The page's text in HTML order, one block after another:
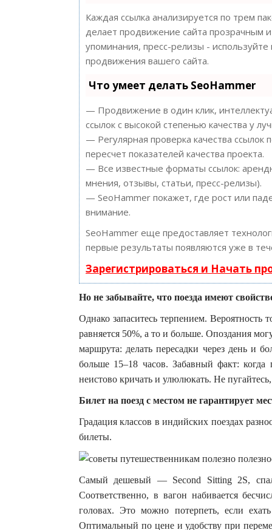
Каждая ссылка анализируется по трем
делает продвижение сайта прозрачным
упоминания, пресс-релизы -
продвижения вашего сайта.
Что умеет делать SeoHammer
— Продвижение в один клик,
ссылок с высокой степенью качества у
— Регулярная проверка качества
пересчет показателей качества проекта.
— Все известные форматы ссылок:
мнения, отзывы, статьи, пресс-релизы).
— SeoHammer покажет, где рост или
внимание.
SeoHammer еще предоставляет
первые результаты появляются уже в
Зарегистрироваться и Начать
Но не забывайте, что поезда имеют
Однако запаситесь терпением. Вероятность
равняется 50%, а то и больше. Опоздания
маршрута: делать пересадки через день и
больше 15–18 часов. Забавный факт:
неистово кричать и улюлюкать. Не
Билет на поезд с местом не гарантирует
Градация классов в индийских поездах
билеты.
Самый дешевый — Second Sitting 2S,
Соответственно, в вагон набивается
головах. Это можно потерпеть, если
Оптимальный по цене и удобству при